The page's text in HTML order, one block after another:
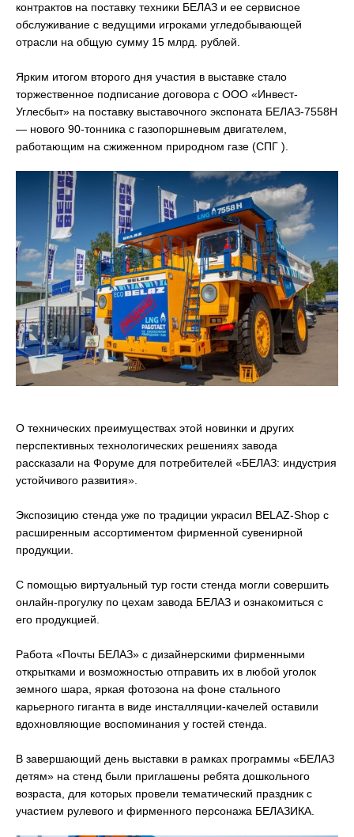
контрактов на поставку техники БЕЛАЗ и ее сервисное
обслуживание с ведущими игроками угледобывающей
отрасли на общую сумму 15 млрд. рублей.
Ярким итогом второго дня участия в выставке стало
торжественное подписание договора c ООО «Инвест-
Углесбыт» на поставку выставочного экспоната БЕЛАЗ-7558Н
— нового 90-тонника с газопоршневым двигателем,
работающим на сжиженном природном газе (СПГ ).
О технических преимуществах этой новинки и других
перспективных технологических решениях завода
рассказали на Форуме для потребителей «БЕЛАЗ: индустрия
устойчивого развития».
Экспозицию стенда уже по традиции украсил BELAZ-Shop c
расширенным ассортиментом фирменной сувенирной
продукции.
С помощью виртуальный тур гости стенда могли совершить
онлайн-прогулку по цехам завода БЕЛАЗ и ознакомиться с
его продукцией.
Работа «Почты БЕЛАЗ» с дизайнерскими фирменными
открытками и возможностью отправить их в любой уголок
земного шара, яркая фотозона на фоне стального
карьерного гиганта в виде инсталляции-качелей оставили
вдохновляющие воспоминания у гостей стенда.
В завершающий день выставки в рамках программы «БЕЛАЗ
детям» на стенд были приглашены ребята дошкольного
возраста, для которых провели тематический праздник с
участием рулевого и фирменного персонажа БЕЛАЗИКА.